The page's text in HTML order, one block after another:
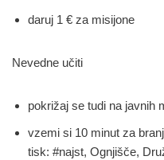
daruj 1 € za misijone
Nevedne učiti
pokrižaj se tudi na javnih
vzemi si 10 minut za
tisk: #najst, Ognjišče,